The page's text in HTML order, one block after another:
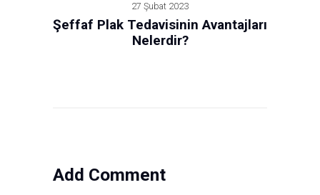
27 Şubat 2023
Şeffaf Plak Tedavisinin Avantajları
Nelerdir?
Add Comment